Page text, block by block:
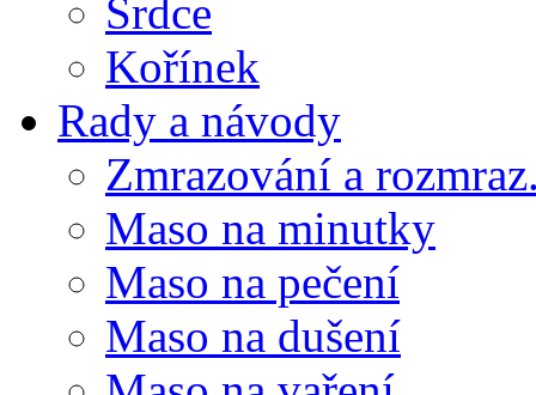
Srdce
Kořínek
Rady a návody
Zmrazování a
Maso na minutky
Maso na pečení
Maso na dušení